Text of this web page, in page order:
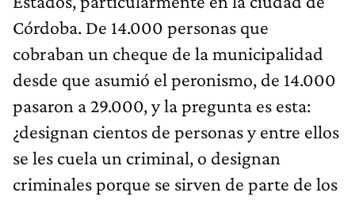
Córdoba. De 14.000 personas que
cobraban un cheque de la municipalidad
desde que asumió el peronismo, de 14.000
pasaron a 29.000, y la pregunta es esta:
¿designan cientos de personas y entre ellos
se les cuela un criminal, o designan
criminales porque se sirven de parte de los
servicios que esas organizaciones